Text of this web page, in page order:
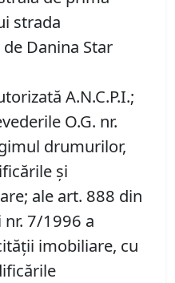
strada
Danina Star
A.N.C.P.I.;
O.G. nr.
drumurilor,
şi
ale art. 888 din
nr. 7/1996 a
imobiliare, cu